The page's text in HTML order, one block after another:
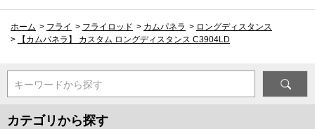
ホーム > フライ > フライロッド > カムパネラ > ロングディスタンス
>
【カムパネラ】 カスタム ロングディスタンス C3904LD
キーワードから探す
カテゴリから探す